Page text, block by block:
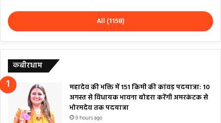
All (1158)
कबीरधाम
महादेव की भक्ति में 151 किमी की कांवड़ पदयात्रा: 10
अगस्त से विधायक भावना बोहरा करेंगी अमरकंटक से
भोरमदेव तक पदयात्रा
9 hours ago